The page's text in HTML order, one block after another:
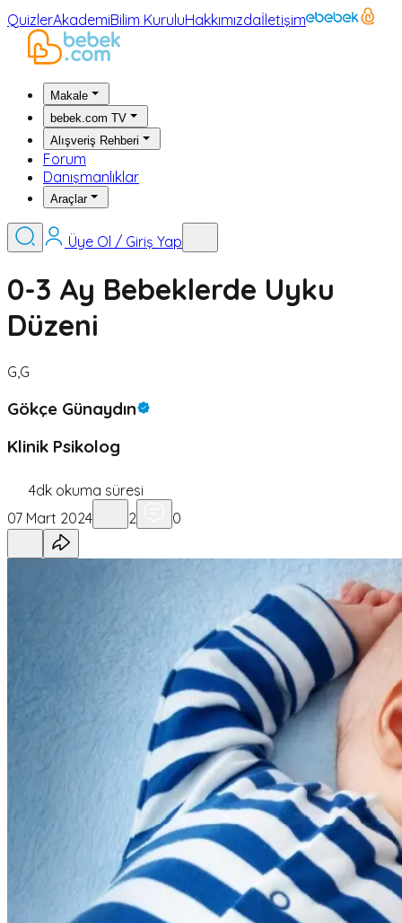
QuizlerAkademiBilim KuruluHakkımızdaİletişim
Makale
bebek.com TV
Alışveriş Rehberi
Forum
Danışmanlıklar
Araçlar
Üye Ol / Giriş Yap
0-3 Ay Bebeklerde Uyku
Düzeni
G,G
Gökçe Günaydın
Klinik Psikolog
4dk okuma süresi
07 Mart 2024
2 0